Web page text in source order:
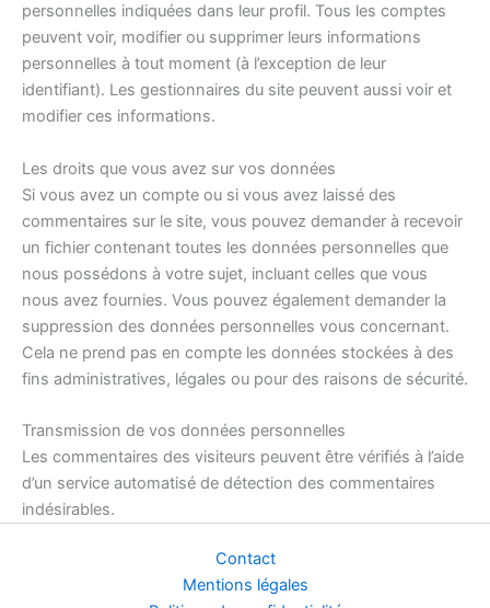
personnelles indiquées dans leur profil. Tous les comptes
peuvent voir, modifier ou supprimer leurs informations
personnelles à tout moment (à l’exception de leur
identifiant). Les gestionnaires du site peuvent aussi voir et
modifier ces informations.
Les droits que vous avez sur vos données
Si vous avez un compte ou si vous avez laissé des
commentaires sur le site, vous pouvez demander à recevoir
un fichier contenant toutes les données personnelles que
nous possédons à votre sujet, incluant celles que vous
nous avez fournies. Vous pouvez également demander la
suppression des données personnelles vous concernant.
Cela ne prend pas en compte les données stockées à des
fins administratives, légales ou pour des raisons de sécurité.
Transmission de vos données personnelles
Les commentaires des visiteurs peuvent être vérifiés à l’aide
d’un service automatisé de détection des commentaires
indésirables.
Contact
Mentions légales